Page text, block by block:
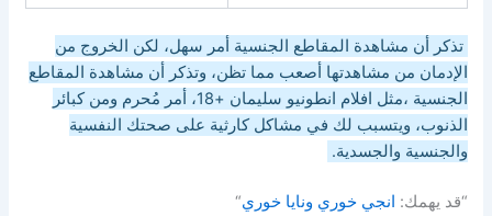
تذكر أن مشاهدة المقاطع الجنسية أمر سهل، لكن الخروج من
الإدمان من مشاهدتها أصعب مما تظن، وتذكر أن مشاهدة المقاطع
الجنسية ،مثل افلام انطونيو سليمان +18، أمر مُحرم ومن كبائر
الذنوب، ويتسبب لك في مشاكل كارثية على صحتك النفسية
والجنسية والجسدية.
“قد يهمك: انجي خوري ونايا خوري“